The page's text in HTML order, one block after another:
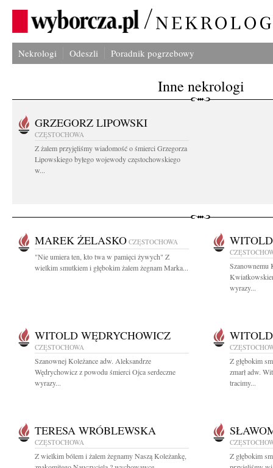
Nekrologi Odeszli Poradnik pogrzebowy
Inne nekrologi
GRZEGORZ LIPOWSKI
CZĘSTOCHOWA
Z żalem przyjęliśmy wiadomość o śmierci Grzegorza
Lipowskiego byłego wojewody częstochowskiego
w...
MAREK ŻELASKO CZĘSTOCHOWA
"Nie umiera ten, kto twa w pamięci żywych" Z
wielkim smutkiem i głębokim żalem żegnam Marka...
Szanownemu
wyrazy...
WITOLD WĘDRYCHOWICZ
CZĘSTOCHOWA
Szanownej Koleżance adw. Aleksandrze
Wędrychowicz z powodu śmierci Ojca serdeczne
wyrazy...
Z głębokim
zmarł adw.
tracimy...
TERESA WRÓBLEWSKA
CZĘSTOCHOWA
Z wielkim bólem i żalem żegnamy Naszą Koleżankę,
Z głębokim